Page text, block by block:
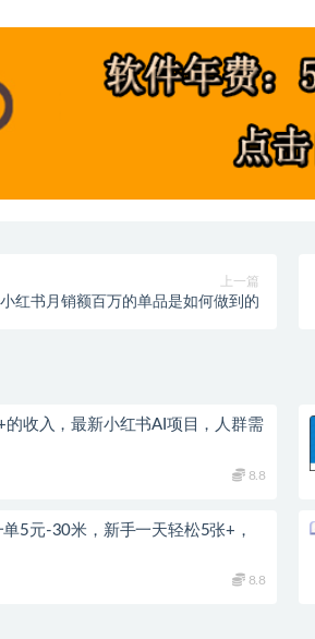
上一篇
红书月销额百万的单品是如何做到的
收入，最新小红书AI项目，人群需
8.8
5元-30米，新手一天轻松5张+，
8.8